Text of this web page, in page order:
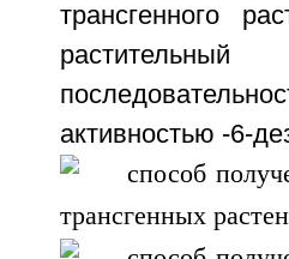
трансгенного
активностью -6-